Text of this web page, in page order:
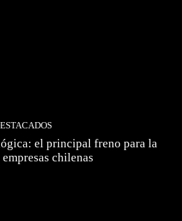
el principal freno para la
chilenas